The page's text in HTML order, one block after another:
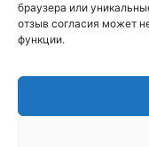
браузера или
отзыв согласия может
функции.